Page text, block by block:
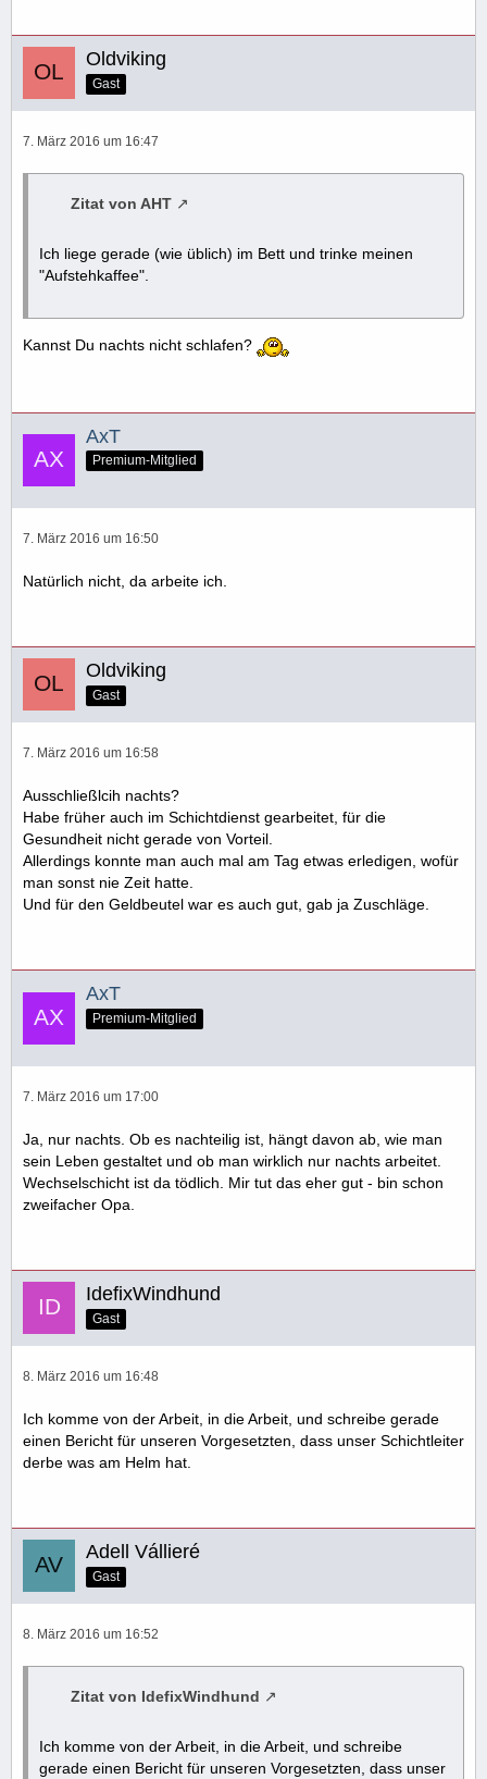
Oldviking
Gast
7. März 2016 um 16:47
Zitat von AHT
Ich liege gerade (wie üblich) im Bett und trinke meinen
"Aufstehkaffee".
Kannst Du nachts nicht schlafen?
AxT
Premium-Mitglied
7. März 2016 um 16:50
Natürlich nicht, da arbeite ich.
Oldviking
Gast
7. März 2016 um 16:58
Ausschließlcih nachts?
Habe früher auch im Schichtdienst gearbeitet, für die
Gesundheit nicht gerade von Vorteil.
Allerdings konnte man auch mal am Tag etwas erledigen, wofür
man sonst nie Zeit hatte.
Und für den Geldbeutel war es auch gut, gab ja Zuschläge.
AxT
Premium-Mitglied
7. März 2016 um 17:00
Ja, nur nachts. Ob es nachteilig ist, hängt davon ab, wie man
sein Leben gestaltet und ob man wirklich nur nachts arbeitet.
Wechselschicht ist da tödlich. Mir tut das eher gut - bin schon
zweifacher Opa.
IdefixWindhund
Gast
8. März 2016 um 16:48
Ich komme von der Arbeit, in die Arbeit, und schreibe gerade
einen Bericht für unseren Vorgesetzten, dass unser Schichtleiter
derbe was am Helm hat.
Adell Vállieré
Gast
8. März 2016 um 16:52
Zitat von IdefixWindhund
Ich komme von der Arbeit, in die Arbeit, und schreibe
gerade einen Bericht für unseren Vorgesetzten, dass unser